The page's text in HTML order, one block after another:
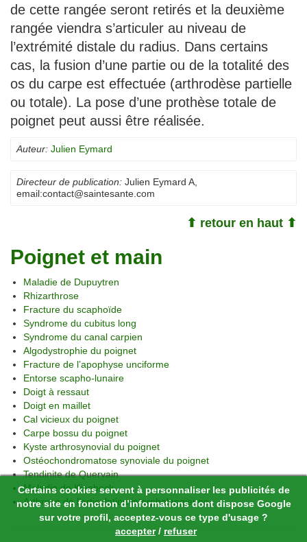
Certains cookies servent à personnaliser les publicités de
notre site en fonction d’informations dont dispose Google
sur votre profil, acceptez-vous ce type d'usage ?
accepter/ refuser
de cette rangée seront retirés et la deuxième
rangée viendra s’articuler au niveau de
l’extrémité distale du radius. Dans certains
cas, la fusion d’une partie ou de la totalité des
os du carpe est effectuée (arthrodèse partielle
ou totale). La pose d’une prothèse totale de
poignet peut aussi être réalisée.
Auteur: Julien Eymard
Directeur de publication: Julien Eymard A
email:contact@saintesante.com
⬆ retour en haut ⬆
Poignet et main
Maladie de Dupuytren
Rhizarthrose
Fracture du scaphoïde
Syndrome du cubitus long
Syndrome du canal carpien
Algodystrophie du poignet
Fracture de l’apophyse unciforme
Entorse scapho-lunaire
Doigt à ressaut
Doigt en maillet
Cal vicieux du poignet
Carpe bossu du poignet
Kyste arthrosynovial du poignet
Ostéochondromatose synoviale du poignet
Tendinite de Quervain
Maladie de Kienbock
Arthrose de l’articulation interphalangienne